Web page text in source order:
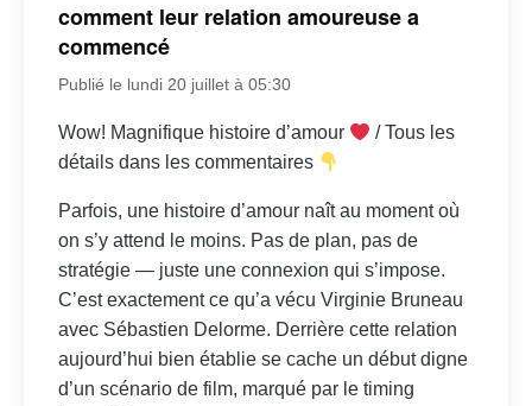
comment leur relation amoureuse a
commencé
Publié le lundi 20 juillet à 05:30
Wow! Magnifique histoire d’amour
/ Tous les
détails dans les commentaires
Parfois, une histoire d’amour naît au moment où
on s’y attend le moins. Pas de plan, pas de
stratégie — juste une connexion qui s’impose.
C’est exactement ce qu’a vécu Virginie Bruneau
avec Sébastien Delorme. Derrière cette relation
aujourd’hui bien établie se cache un début digne
d’un scénario de film, marqué par le timing